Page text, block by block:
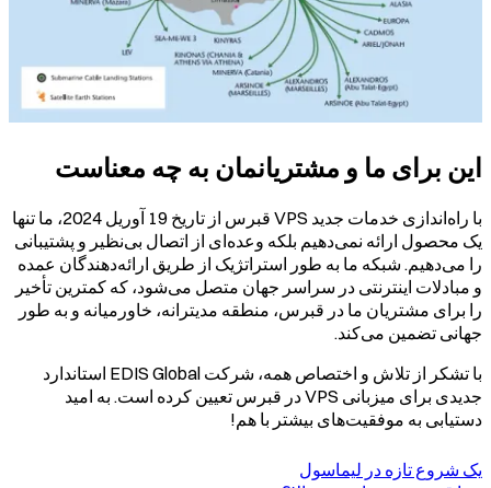
این برای ما و مشتریانمان به چه معناست
با راه‌اندازی خدمات جدید VPS قبرس از تاریخ 19 آوریل 2024، ما تنها
یک محصول ارائه نمی‌دهیم بلکه وعده‌ای از اتصال بی‌نظیر و پشتیبانی
را می‌دهیم. شبکه ما به طور استراتژیک از طریق ارائه‌دهندگان عمده
و مبادلات اینترنتی در سراسر جهان متصل می‌شود، که کمترین تأخیر
را برای مشتریان ما در قبرس، منطقه مدیترانه، خاورمیانه و به طور
جهانی تضمین می‌کند.
با تشکر از تلاش و اختصاص همه، شرکت EDIS Global استاندارد
جدیدی برای میزبانی VPS در قبرس تعیین کرده است. به امید
دستیابی به موفقیت‌های بیشتر با هم!
یک شروع تازه در لیماسول